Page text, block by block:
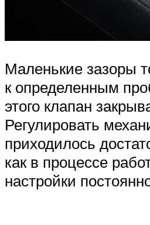
Маленькие зазоры
к определенным
этого клапан
Регулировать
приходилось
как в процессе
настройки